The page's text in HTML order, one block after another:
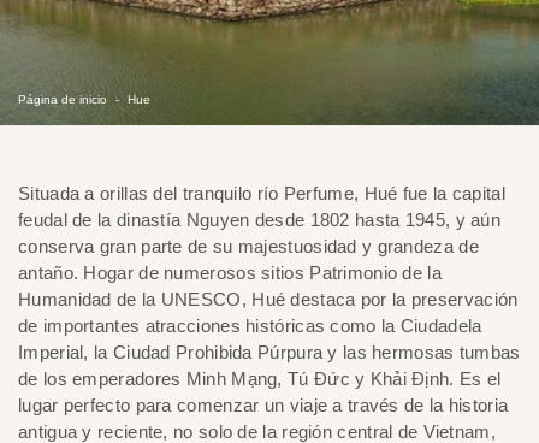
Página de inicio Hue
Situada a orillas del tranquilo río Perfume, Hué fue la capital
feudal de la dinastía Nguyen desde 1802 hasta 1945, y aún
conserva gran parte de su majestuosidad y grandeza de
antaño. Hogar de numerosos sitios Patrimonio de la
Humanidad de la UNESCO, Hué destaca por la preservación
de importantes atracciones históricas como la Ciudadela
Imperial, la Ciudad Prohibida Púrpura y las hermosas tumbas
de los emperadores Minh Mạng, Tú Đức y Khải Định. Es el
lugar perfecto para comenzar un viaje a través de la historia
antigua y reciente, no solo de la región central de Vietnam,